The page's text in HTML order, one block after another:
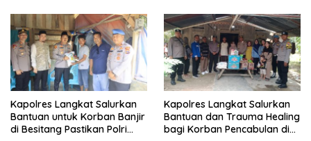
Kapolres Langkat Salurkan
Bantuan untuk Korban Banjir
di Besitang Pastikan Polri
Kapolres Langkat Salurkan
Bantuan dan Trauma Healing
bagi Korban Pencabulan di